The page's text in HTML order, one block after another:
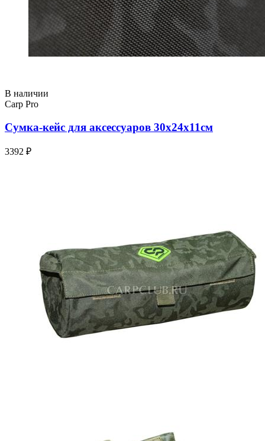
В наличии
Carp Pro
Сумка-кейс для аксессуаров 30x24x11см
3392 ₽